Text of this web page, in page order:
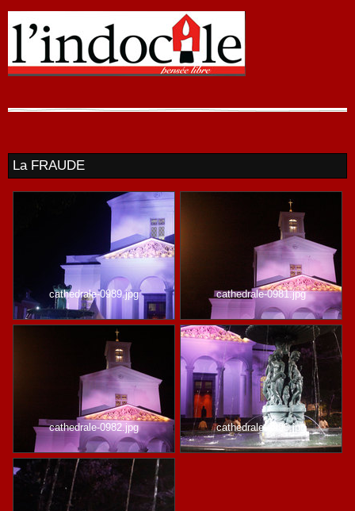
La FRAUDE
cathedrale-0989.jpg cathedrale-0981.jpg
cathedrale-0982.jpg cathedrale-0993.jpg